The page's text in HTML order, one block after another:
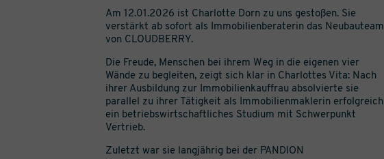
Am 12.01.2026 ist Charlotte Dorn zu uns gestoßen. Sie
verstärkt ab sofort als Immobilienberaterin das Neubauteam
von CLOUDBERRY.
Die Freude, Menschen bei ihrem Weg in die eigenen vier
Wände zu begleiten, zeigt sich klar in Charlottes Vita: Nach
ihrer Ausbildung zur Immobilienkauffrau absolvierte sie
parallel zu ihrer Tätigkeit als Immobilienmaklerin erfolgreich
ein betriebswirtschaftliches Studium mit Schwerpunkt
Vertrieb.
Zuletzt war sie langjährig bei der PANDION